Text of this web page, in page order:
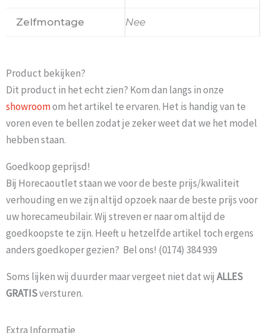
Zelfmontage Nee
Product bekijken?
Dit product in het echt zien? Kom dan langs in onze
showroomom het artikel te ervaren. Het is handig van te
voren even te bellen zodat je zeker weet dat we het model
hebben staan.
Goedkoop geprijsd!
Bij Horecaoutlet staan we voor de beste prijs/kwaliteit
verhouding en we zijn altijd opzoek naar de beste prijs voor
uw horecameubilair. Wij streven er naar om altijd de
goedkoopste te zijn. Heeft u hetzelfde artikel toch ergens
anders goedkoper gezien? Bel ons! (0174) 384 939
Soms lijken wij duurder maar vergeet niet dat wij ALLES
GRATISversturen.
Extra Informatie